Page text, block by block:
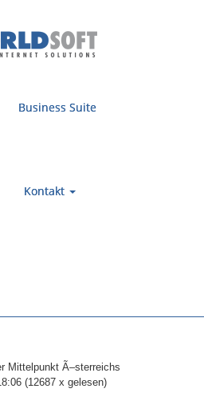
Business Suite
Kontakt
Mittelpunkt Ã–sterreichs
(12687 x gelesen)